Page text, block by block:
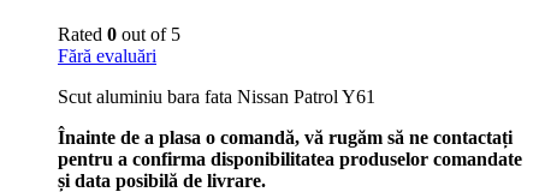
Rated 0 out of 5
Fără evaluări
Scut aluminiu bara fata Nissan Patrol Y61
Înainte de a plasa o comandă, vă rugăm să ne contactați
pentru a confirma disponibilitatea produselor comandate
și data posibilă de livrare.